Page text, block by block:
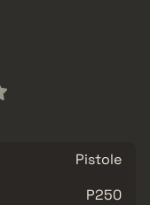
Pistole
P250